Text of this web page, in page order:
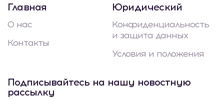
Главная
О нас
Контакты
Юридический
Конфиденциальность
и защита данных
Условия и положения
Подписывайтесь на нашу новостную
рассылку